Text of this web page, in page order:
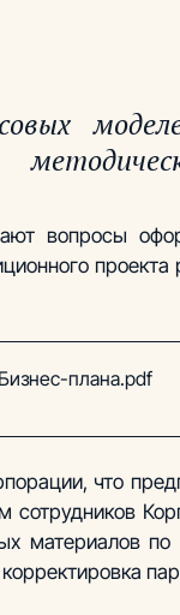
вопросы
проекта
плана.pdf
что
сотрудников
материалов по